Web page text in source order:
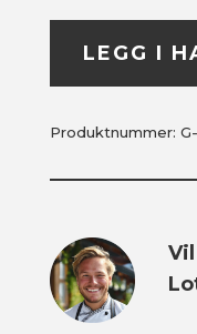
LEGG I
Produktnummer: